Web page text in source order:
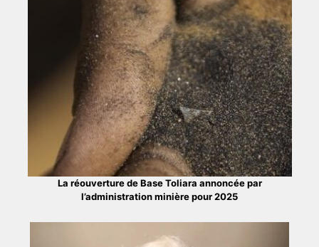
La réouverture de Base Toliara annoncée par
l’administration minière pour 2025